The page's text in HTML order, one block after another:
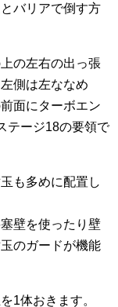
バリアで倒す方
の左右の出っ張
側は左ななめ
面にターボエン
テージ18の要領で
も多めに配置し
壁を使ったり壁
のガードが機能
1体おきます。